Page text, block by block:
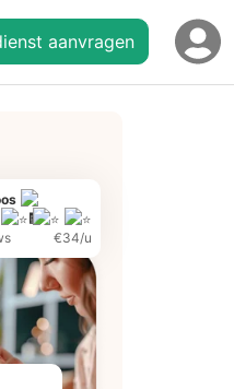
aanvragen
€34/u